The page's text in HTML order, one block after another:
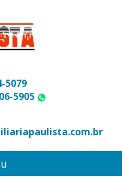
5079
5905